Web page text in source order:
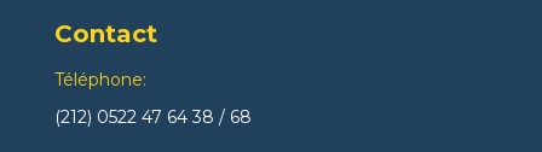
Jeudi
14 août
Contact
Téléphone:
(212) 0522 47 64 38 / 68